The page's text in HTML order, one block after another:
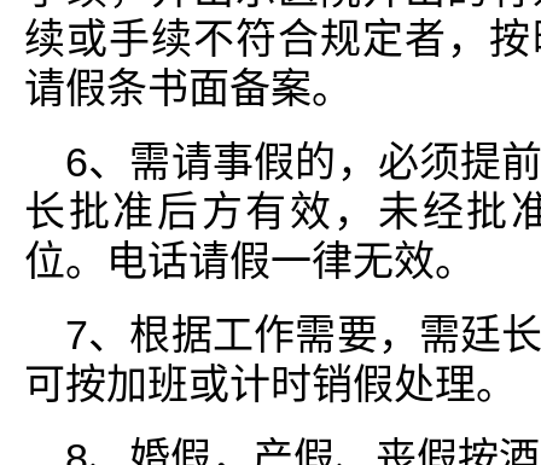
续或手续不符合规定者，
请假条书面备案。
6、需请事假的，必须提
长批准后方有效，未经批
位。电话请假一律无效。
7、根据工作需要，需廷
可按加班或计时销假处理。